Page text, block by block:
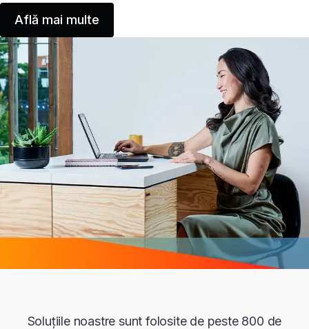
Află mai multe
Soluțiile noastre sunt folosite de peste 800 de